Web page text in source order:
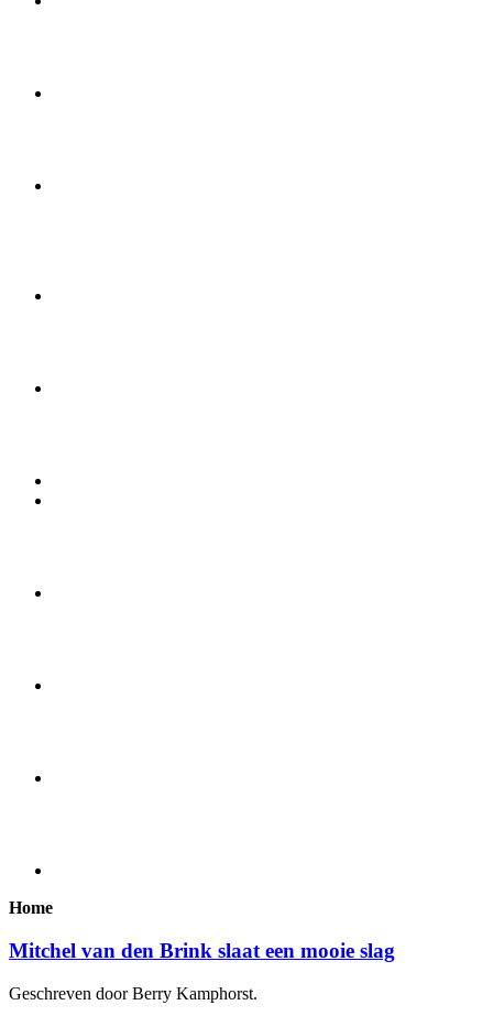
Home
Mitchel van den Brink slaat een mooie slag
Geschreven door Berry Kamphorst.